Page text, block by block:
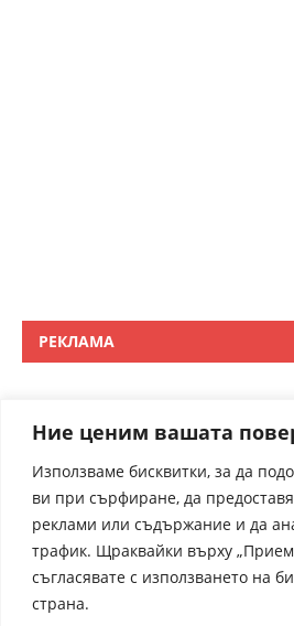
Ние ценим вашата
Използваме бисквитки, за да
ви при сърфиране, да
реклами или съдържание и да
трафик. Щраквайки върху
съгласявате с използването на
страна.
РЕКЛАМА